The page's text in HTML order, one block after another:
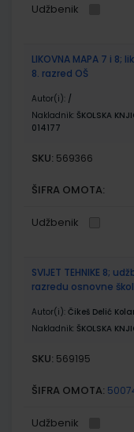
Udžbenik
LIKOVNA MAPA 7 i
8. razred OŠ
Autor(i): /
Nakladnik: ŠKOLSKA
014177
SKU: 569366
ŠIFRA OMOTA:
Udžbenik
SVIJET TEHNIKE 8;
razredu osnovne
Autor(i): Čikeš Delić
Nakladnik: ŠKOLSKA
SKU: 569195
ŠIFRA OMOTA:
Udžbenik